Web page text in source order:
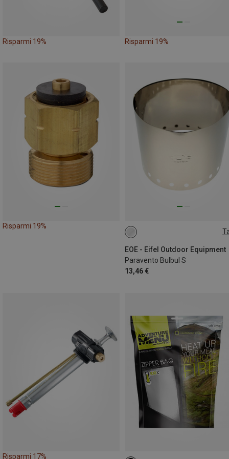
Risparmi 19% Risparmi 19%
Risparmi 19%
EOE - Eifel Outdoor Equipment
Paravento Bulbul S
13,46 €
ONE SIZE
Risparmi 17%